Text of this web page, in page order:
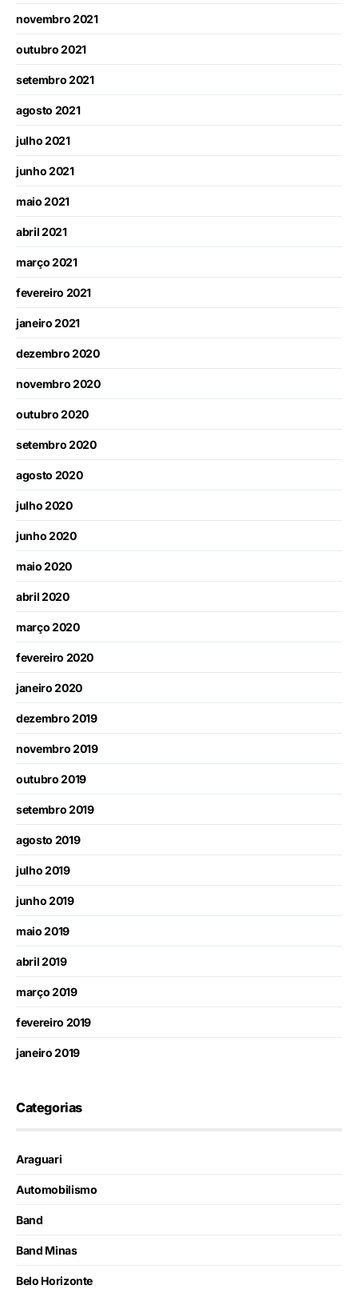
novembro 2021
outubro 2021
setembro 2021
agosto 2021
julho 2021
junho 2021
maio 2021
abril 2021
março 2021
fevereiro 2021
janeiro 2021
dezembro 2020
novembro 2020
outubro 2020
setembro 2020
agosto 2020
julho 2020
junho 2020
maio 2020
abril 2020
março 2020
fevereiro 2020
janeiro 2020
dezembro 2019
novembro 2019
outubro 2019
setembro 2019
agosto 2019
julho 2019
junho 2019
maio 2019
abril 2019
março 2019
fevereiro 2019
janeiro 2019
Categorias
Araguari
Automobilismo
Band
Band Minas
Belo Horizonte